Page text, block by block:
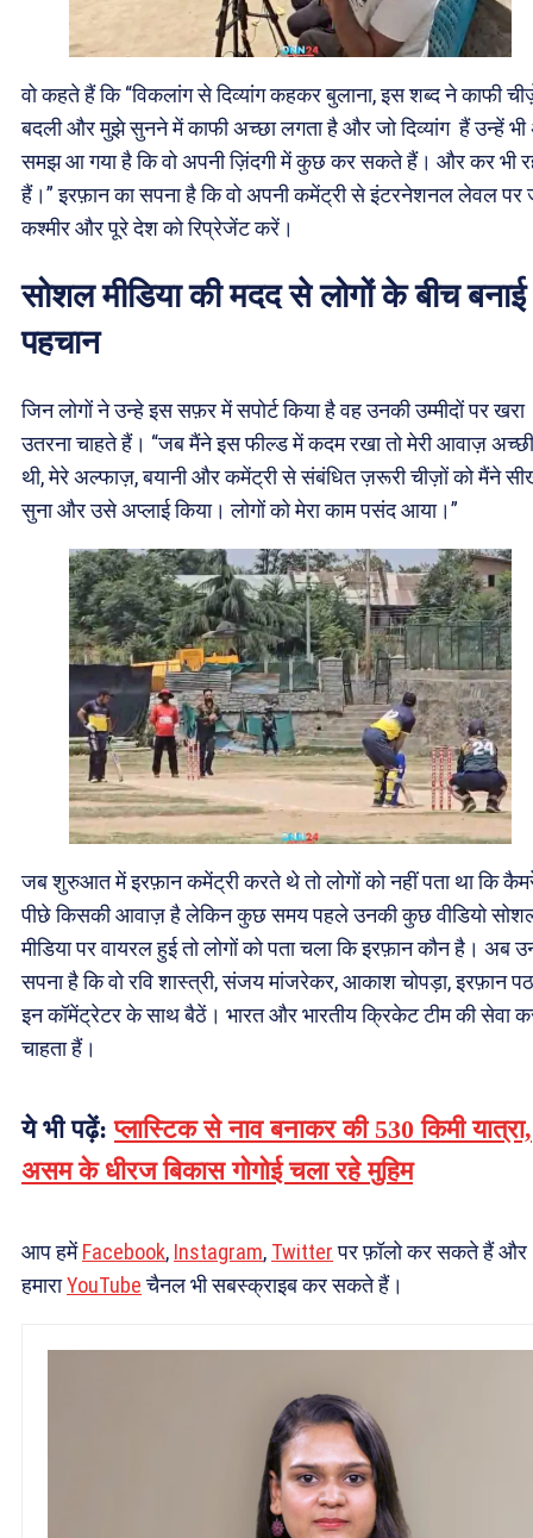
वो कहते हैं कि “विकलांग से दिव्यांग कहकर बुलाना, इस शब्द ने काफी
बदली और मुझे सुनने में काफी अच्छा लगता है और जो दिव्यांग हैं उन्हें
समझ आ गया है कि वो अपनी ज़िंदगी में कुछ कर सकते हैं। और कर भी
हैं।” इरफ़ान का सपना है कि वो अपनी कमेंट्री से इंटरनेशनल लेवल पर
कश्मीर और पूरे देश को रिप्रेजेंट करें।
सोशल मीडिया की मदद से लोगों के बीच बनाई
पहचान
जिन लोगों ने उन्हे इस सफ़र में सपोर्ट किया है वह उनकी उम्मीदों पर खरा
उतरना चाहते हैं। “जब मैंने इस फील्ड में कदम रखा तो मेरी आवाज़ अच्छी
थी, मेरे अल्फाज़, बयानी और कमेंट्री से संबंधित ज़रूरी चीज़ों को मैंने
सुना और उसे अप्लाई किया। लोगों को मेरा काम पसंद आया।”
जब शुरुआत में इरफ़ान कमेंट्री करते थे तो लोगों को नहीं पता था कि
पीछे किसकी आवाज़ है लेकिन कुछ समय पहले उनकी कुछ वीडियो
मीडिया पर वायरल हुई तो लोगों को पता चला कि इरफ़ान कौन है। अब
सपना है कि वो रवि शास्त्री, संजय मांजरेकर, आकाश चोपड़ा, इरफ़ान
इन कॉमेंट्रेटर के साथ बैठें। भारत और भारतीय क्रिकेट टीम की सेवा
चाहता हैं।
ये भी पढ़ें: प्लास्टिक से नाव बनाकर की 530 किमी यात्रा,
असम के धीरज बिकास गोगोई चला रहे मुहिम
आप हमेंFacebook, Instagram, Twitterपर फ़ॉलो कर सकते हैं और
हमाराYouTubeचैनल भी सबस्क्राइब कर सकते हैं।